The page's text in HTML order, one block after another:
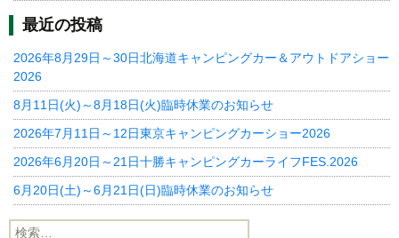
最近の投稿
2026年8月29日～30日北海道キャンピングカー＆アウトドアショー
2026
8月11日(火)～8月18日(火)臨時休業のお知らせ
2026年7月11日～12日東京キャンピングカーショー2026
2026年6月20日～21日十勝キャンピングカーライフFES.2026
6月20日(土)～6月21日(日)臨時休業のお知らせ
検